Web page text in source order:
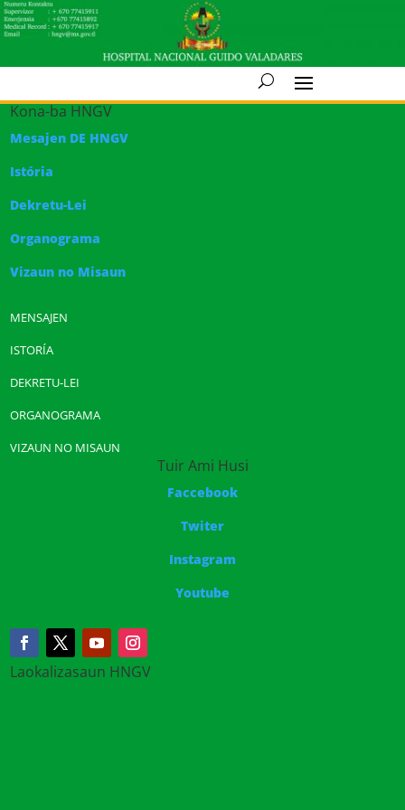
Kona-ba HNGV
Mesajen DE HNGV
Istória
Dekretu-Lei
Organograma
Vizaun no Misaun
MENSAJEN
ISTORÍA
DEKRETU-LEI
ORGANOGRAMA
VIZAUN NO MISAUN
Tuir Ami Husi
Faccebook
Twiter
Instagram
Youtube
Laokalizasaun HNGV